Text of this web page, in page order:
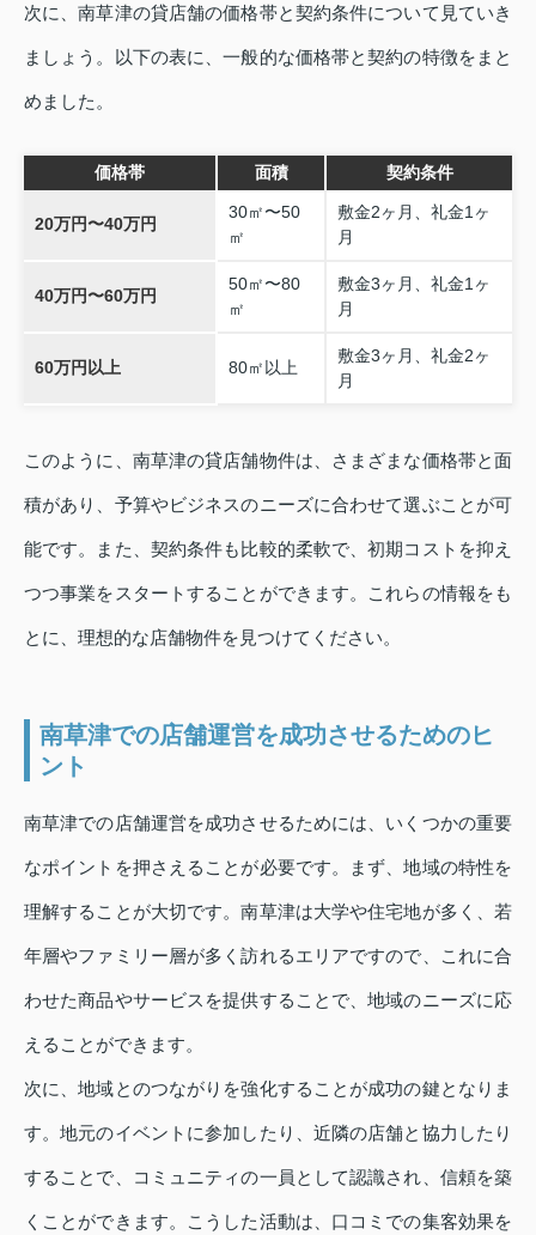
次に、南草津の貸店舗の価格帯と契約条件について見ていき
ましょう。以下の表に、一般的な価格帯と契約の特徴をまと
めました。
価格帯 面積 契約条件
20万円〜40万円
30㎡〜50
㎡
敷金2ヶ月、礼金1ヶ
月
40万円〜60万円
50㎡〜80
㎡
敷金3ヶ月、礼金1ヶ
月
60万円以上 80㎡以上
敷金3ヶ月、礼金2ヶ
月
このように、南草津の貸店舗物件は、さまざまな価格帯と面
積があり、予算やビジネスのニーズに合わせて選ぶことが可
能です。また、契約条件も比較的柔軟で、初期コストを抑え
つつ事業をスタートすることができます。これらの情報をも
とに、理想的な店舗物件を見つけてください。
南草津での店舗運営を成功させるためのヒ
ント
南草津での店舗運営を成功させるためには、いくつかの重要
なポイントを押さえることが必要です。まず、地域の特性を
理解することが大切です。南草津は大学や住宅地が多く、若
年層やファミリー層が多く訪れるエリアですので、これに合
わせた商品やサービスを提供することで、地域のニーズに応
えることができます。
次に、地域とのつながりを強化することが成功の鍵となりま
す。地元のイベントに参加したり、近隣の店舗と協力したり
することで、コミュニティの一員として認識され、信頼を築
くことができます。こうした活動は、口コミでの集客効果を